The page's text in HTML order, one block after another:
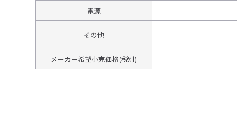
電源
その他
メーカー希望小売価格(税別)